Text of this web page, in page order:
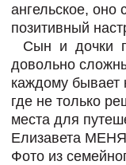
ангельское, оно
позитивный
Сын и дочки
довольно
каждому бывает
где не только
места для
Елизавета
Фото из